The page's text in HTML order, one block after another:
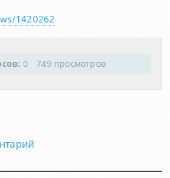
1420262
0 749 просмотров